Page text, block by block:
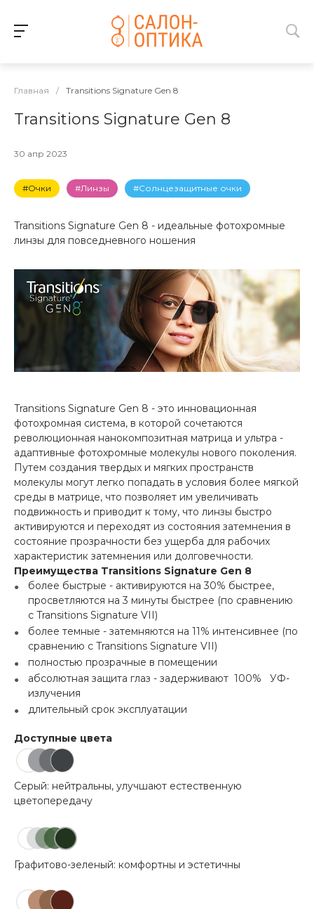
Главная / Transitions Signature Gen 8
Transitions Signature Gen 8
30 апр 2023
#Очки #Линзы #Солнцезащитные очки
Transitions Signature Gen 8 - идеальные фотохромные
линзы для повседневного ношения
Transitions Signature Gen 8 - это инновационная
фотохромная система, в которой сочетаются
революционная нанокомпозитная матрица и ультра -
адаптивные фотохромные молекулы нового поколения.
Путем создания твердых и мягких пространств
молекулы могут легко попадать в условия более мягкой
среды в матрице, что позволяет им увеличивать
подвижность и приводит к тому, что линзы быстро
активируются и переходят из состояния затемнения в
состояние прозрачности без ущерба для рабочих
характеристик затемнения или долговечности.
Преимущества Transitions Signature Gen 8
более быстрые - активируются на 30% быстрее,
просветляются на 3 минуты быстрее (по сравнению
с Transitions Signature VII)
более темные - затемняются на 11% интенсивнее (по
сравнению с Transitions Signature VII)
полностью прозрачные в помещении
абсолютная защита глаз - задерживают 100% УФ-
излучения
длительный срок эксплуатации
Доступные цвета
Серый: нейтральны, улучшают естественную
цветопередачу
Графитово-зеленый: комфортны и эстетичны